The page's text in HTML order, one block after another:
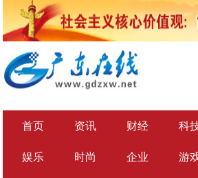
首页 资讯 财经 科
娱乐 时尚 企业 游